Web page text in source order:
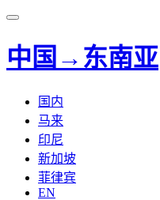
中国→东南亚
国内
马来
印尼
新加坡
菲律宾
EN